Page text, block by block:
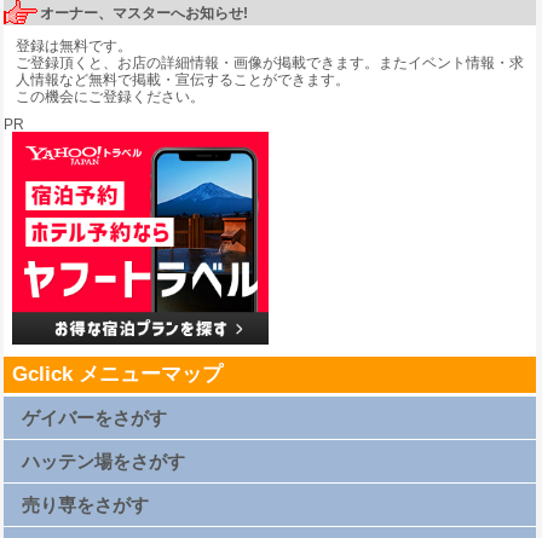
オーナー、マスターへお知らせ!
登録は無料です。
ご登録頂くと、お店の詳細情報・画像が掲載できます。またイベント情報・求
人情報など無料で掲載・宣伝することができます。
この機会にご登録ください。
PR
Gclick メニューマップ
ゲイバーをさがす
札幌ゲイバー一覧
上野ゲイバー一覧
新橋ゲイバー一覧
新宿2丁目ゲイバー一覧
ハッテン場をさがす
札幌ハッテン場一覧
上野ハッテン場一覧
売り専をさがす